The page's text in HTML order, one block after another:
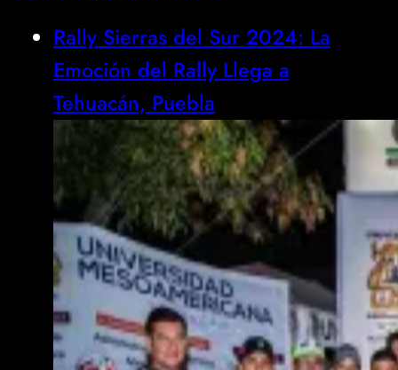
Rally Sierras del Sur 2024: La
Emoción del Rally Llega a
Tehuacán, Puebla